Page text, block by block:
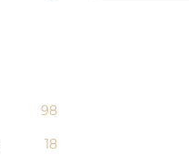
19
98
18